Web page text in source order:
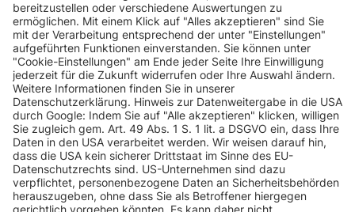
INFORMATIONEN
KUNDENSERVICE
INFORMATIONEN